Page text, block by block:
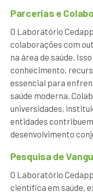
Parcerias e
O Laboratório
colaborações com
na área de saúde.
conhecimento,
essencial para
saúde moderna.
universidades,
entidades
desenvolvimento
Pesquisa de
O Laboratório
científica em saúde,